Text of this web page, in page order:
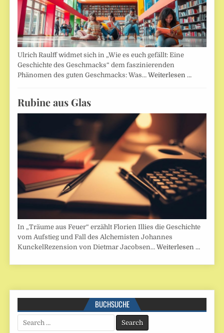
Ulrich Raulff widmet sich in „Wie es euch gefällt: Eine
Geschichte des Geschmacks“ dem faszinierenden
Phänomen des guten Geschmacks: Was…Weiterlesen …
Rubine aus Glas
In „Träume aus Feuer“ erzählt Florien Illies die Geschichte
vom Aufstieg und Fall des Alchemisten Johannes
KunckelRezension von Dietmar Jacobsen…Weiterlesen …
BUCHSUCHE
Search
for: